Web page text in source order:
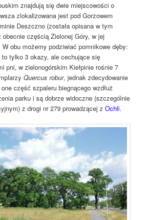
znajdują się dwie miejscowości o
zlokalizowana jest pod Gorzowem
Deszczno (została opisana w tym
obecnie częścią Zielonej Góry, w jej
W obu możemy podziwiać pomnikowe dęby:
tylko 3 okazy, ale cechujące się
pni, w zielonogórskim Kiełpinie rośnie 7
Quercus robur, jednak zdecydowanie
część szpaleru biegnącego wzdłuż
parku i są dobrze widoczne (szczególnie
z drogi nr 279 prowadzącej zOchli.